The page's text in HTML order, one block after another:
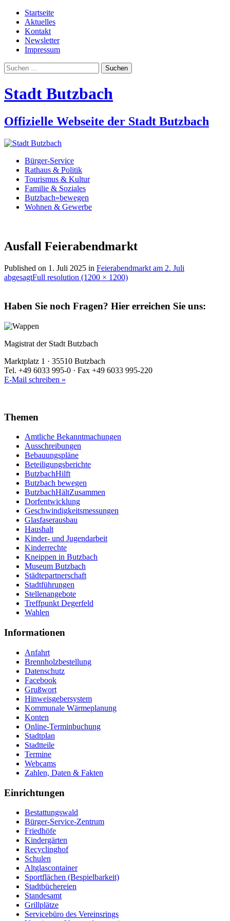
Startseite
Aktuelles
Kontakt
Newsletter
Impressum
Suchen
nach:
Stadt Butzbach
Offizielle Webseite der Stadt Butzbach
Bürger-Service
Rathaus & Politik
Tourismus & Kultur
Familie & Soziales
Butzbach»bewegen
Wohnen & Gewerbe
Ausfall Feierabendmarkt
Published on 1. Juli 2025 in Feierabendmarkt am 2. Juli
abgesagtFull resolution (1200 × 1200)
Haben Sie noch Fragen? Hier erreichen Sie uns:
Magistrat der Stadt Butzbach
Marktplatz 1 · 35510 Butzbach
Tel. +49 6033 995-0 · Fax +49 6033 995-220
E-Mail schreiben »
Themen
Amtliche Bekanntmachungen
Ausschreibungen
Bebauungspläne
Beteiligungsberichte
ButzbachHilft
Butzbach bewegen
ButzbachHältZusammen
Dorfentwicklung
Geschwindigkeitsmessungen
Glasfaserausbau
Haushalt
Kinder- und Jugendarbeit
Kinderrechte
Kneippen in Butzbach
Museum Butzbach
Städtepartnerschaft
Stadtführungen
Stellenangebote
Treffpunkt Degerfeld
Wahlen
Informationen
Anfahrt
Brennholzbestellung
Datenschutz
Facebook
Grußwort
Hinweisgebersystem
Kommunale Wärmeplanung
Konten
Online-Terminbuchung
Stadtplan
Stadtteile
Termine
Webcams
Zahlen, Daten & Fakten
Einrichtungen
Bestattungswald
Bürger-Service-Zentrum
Friedhöfe
Kindergärten
Recyclinghof
Schulen
Altglascontainer
Sportflächen (Bespielbarkeit)
Stadtbüchereien
Standesamt
Grillplätze
Servicebüro des Vereinsrings